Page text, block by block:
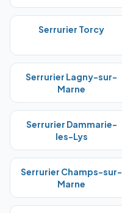
Serrurier Torcy
Serrurier Lagny-sur-
Marne
Serrurier Dammarie-
les-Lys
Serrurier Champs-sur-
Marne